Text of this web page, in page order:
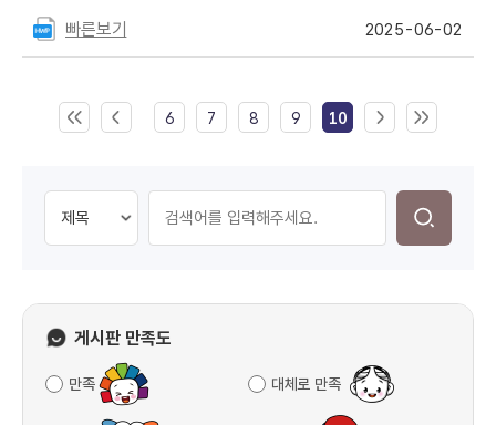
빠른보기 2025-06-02
6 7 8 9 10
게시판 만족도
만족 대체로 만족